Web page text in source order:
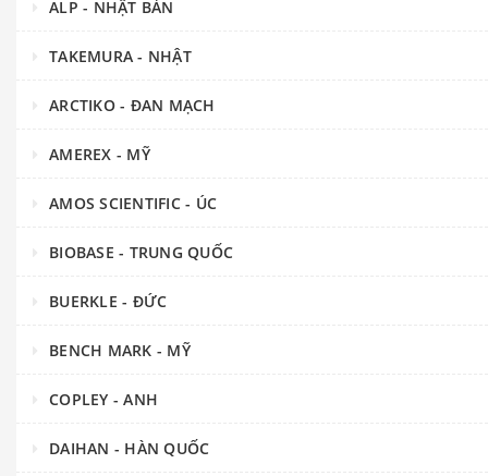
ALP - NHẬT BẢN
TAKEMURA - NHẬT
ARCTIKO - ĐAN MẠCH
AMEREX - MỸ
AMOS SCIENTIFIC - ÚC
BIOBASE - TRUNG QUỐC
BUERKLE - ĐỨC
BENCH MARK - MỸ
COPLEY - ANH
DAIHAN - HÀN QUỐC